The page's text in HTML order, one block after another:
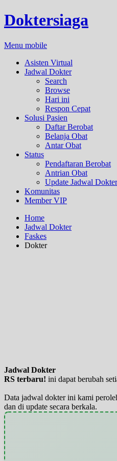
Doktersiaga
Menu mobile
Asisten Virtual
Jadwal Dokter
Search
Browse
Hari ini
Respon Cepat
Solusi Pasien
Daftar Berobat
Belanja Obat
Antar Obat
Status
Pendaftaran Berobat
Antrian Obat
Update Jadwal Dokter
Komunitas
Member VIP
Home
Jadwal Dokter
Faskes
Dokter
Jadwal Dokter
RS terbaru! ini dapat berubah
Data jadwal dokter ini kami
dan di update secara berkala.